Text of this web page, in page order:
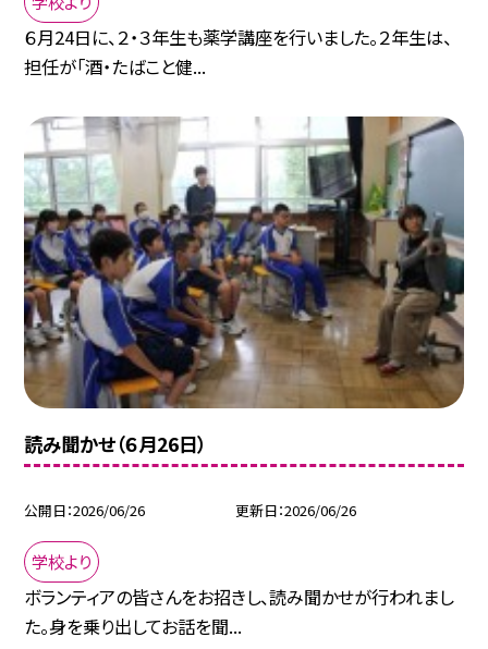
６月24日に、２・３年生も薬学講座を行いました。２年生は、
担任が「酒・たばこと健...
読み聞かせ（６月26日）
公開日 2026/06/26 更新日 2026/06/26
学校より
ボランティアの皆さんをお招きし、読み聞かせが行われまし
た。身を乗り出してお話を聞...